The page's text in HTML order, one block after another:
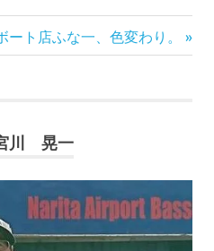
ート店ふな一、色変わり。
川 晃一